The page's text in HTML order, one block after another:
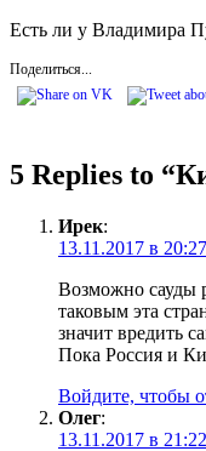
Есть ли у Владимира
Поделиться...
5 Replies to “
Ирек:
13.11.2017 в 20:27
Возможно сауды
таковым эта
значит вредить
Пока Россия и
Войдите, чтобы
Олег:
13.11.2017 в 21:22